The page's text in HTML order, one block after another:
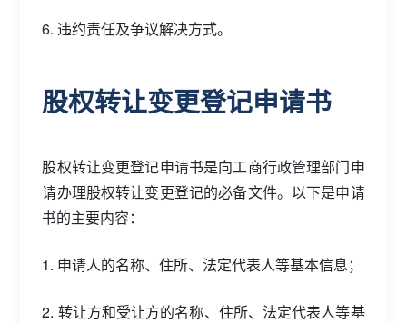
6. 违约责任及争议解决方式。
股权转让变更登记申请书
股权转让变更登记申请书是向工商行政管理部门申
请办理股权转让变更登记的必备文件。以下是申请
书的主要内容：
1. 申请人的名称、住所、法定代表人等基本信息；
2. 转让方和受让方的名称、住所、法定代表人等基